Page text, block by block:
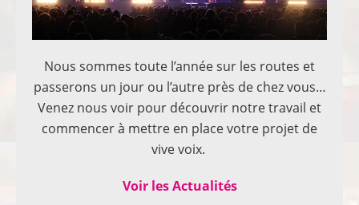
Nous sommes toute l’année sur les routes et
passerons un jour ou l’autre près de chez vous…
Venez nous voir pour découvrir notre travail et
commencer à mettre en place votre projet de
vive voix.
Voir les Actualités